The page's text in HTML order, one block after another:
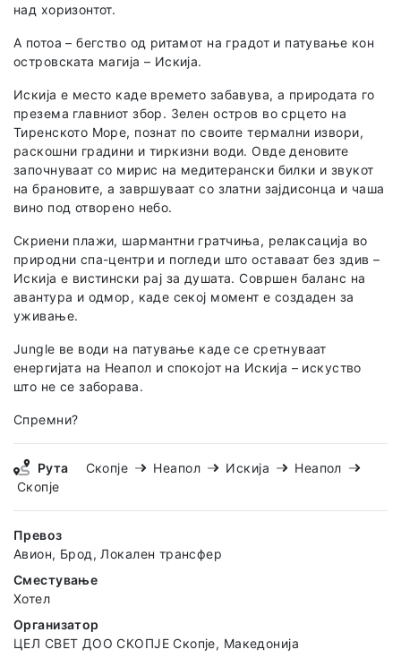
над хоризонтот.
А потоа – бегство од ритамот на градот и патување кон
островската магија – Искија.
Искија е место каде времето забавува, а природата го
презема главниот збор. Зелен остров во срцето на
Тиренското Море, познат по своите термални извори,
раскошни градини и тиркизни води. Овде деновите
започнуваат со мирис на медитерански билки и звукот
на брановите, а завршуваат со златни зајдисонца и чаша
вино под отворено небо.
Скриени плажи, шармантни гратчиња, релаксација во
природни спа-центри и погледи што оставаат без здив –
Искија е вистински рај за душата. Совршен баланс на
авантура и одмор, каде секој момент е создаден за
уживање.
Jungle ве води на патување каде се сретнуваат
енергијата на Неапол и спокојот на Искија – искуство
што не се заборава.
Спремни?
Рута Скопје Неапол Искија
Неапол
Скопје
Превоз
Авион, Брод, Локален трансфер
Сместување
Хотел
Организатор
ЦЕЛ СВЕТ ДОО СКОПЈЕ Скопје, Македонија